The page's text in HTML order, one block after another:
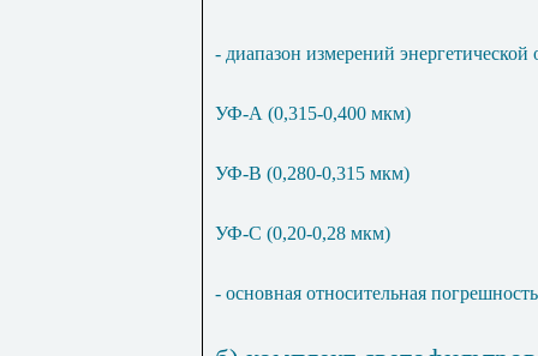
- диапазон измерений
УФ-А (0,315-0,400 мкм)
УФ-В (0,280-0,315 мкм)
УФ-С (0,20-0,28 мкм)
- основная относительная